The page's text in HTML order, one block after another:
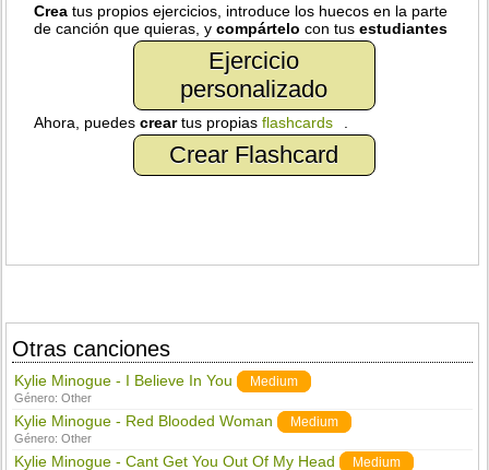
Crea tus propios ejercicios, introduce los huecos en la parte
de canción que quieras, ycompártelo con tusestudiantes
Ejercicio
personalizado
Ahora, puedescreartus propiasflashcards
Crear Flashcard
Otras canciones
Kylie Minogue - I Believe In You Medium
Género:Other
Kylie Minogue - Red Blooded Woman Medium
Género:Other
Kylie Minogue - Cant Get You Out Of My Head Medium